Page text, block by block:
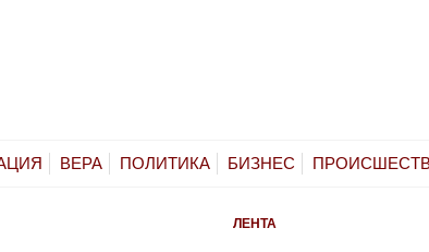
ВЕРА ПОЛИТИКА БИЗНЕС
ЛЕНТА